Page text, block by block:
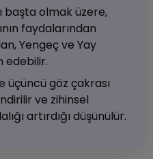
başta olmak üzere,
faydalarından
Yengeç ve Yay
edebilir.
üçüncü göz çakrası
ve zihinsel
artırdığı düşünülür.